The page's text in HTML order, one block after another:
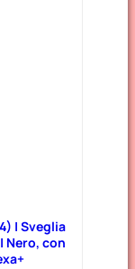
| Sveglia
Nero, con